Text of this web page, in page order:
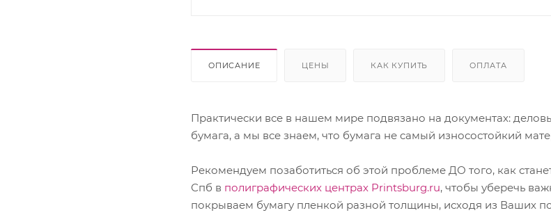
ОПИСАНИЕ ЦЕНЫ КАК КУПИТЬ ОПЛАТА
Практически все в нашем мире подвязано на документах:
бумага, а мы все знаем, что бумага не самый износостойкий
Рекомендуем позаботиться об этой проблеме ДО того, как
Спб в полиграфических центрах Printsburg.ru, чтобы уберечь
покрываем бумагу пленкой разной толщины, исходя из Ваших